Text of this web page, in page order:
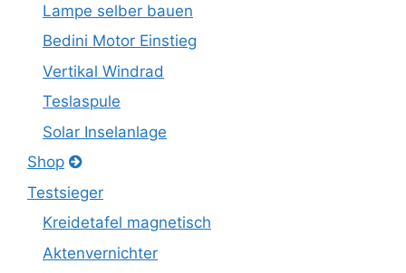
Lampe selber bauen
Bedini Motor Einstieg
Vertikal Windrad
Teslaspule
Solar Inselanlage
Shop
Testsieger
Kreidetafel magnetisch
Aktenvernichter